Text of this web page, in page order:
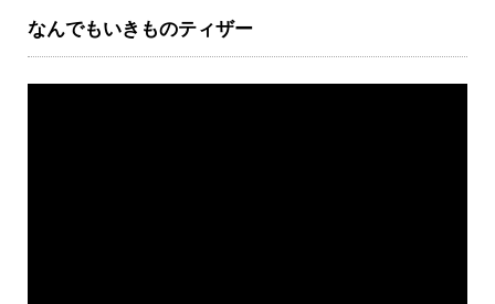
なんでもいきものティザー